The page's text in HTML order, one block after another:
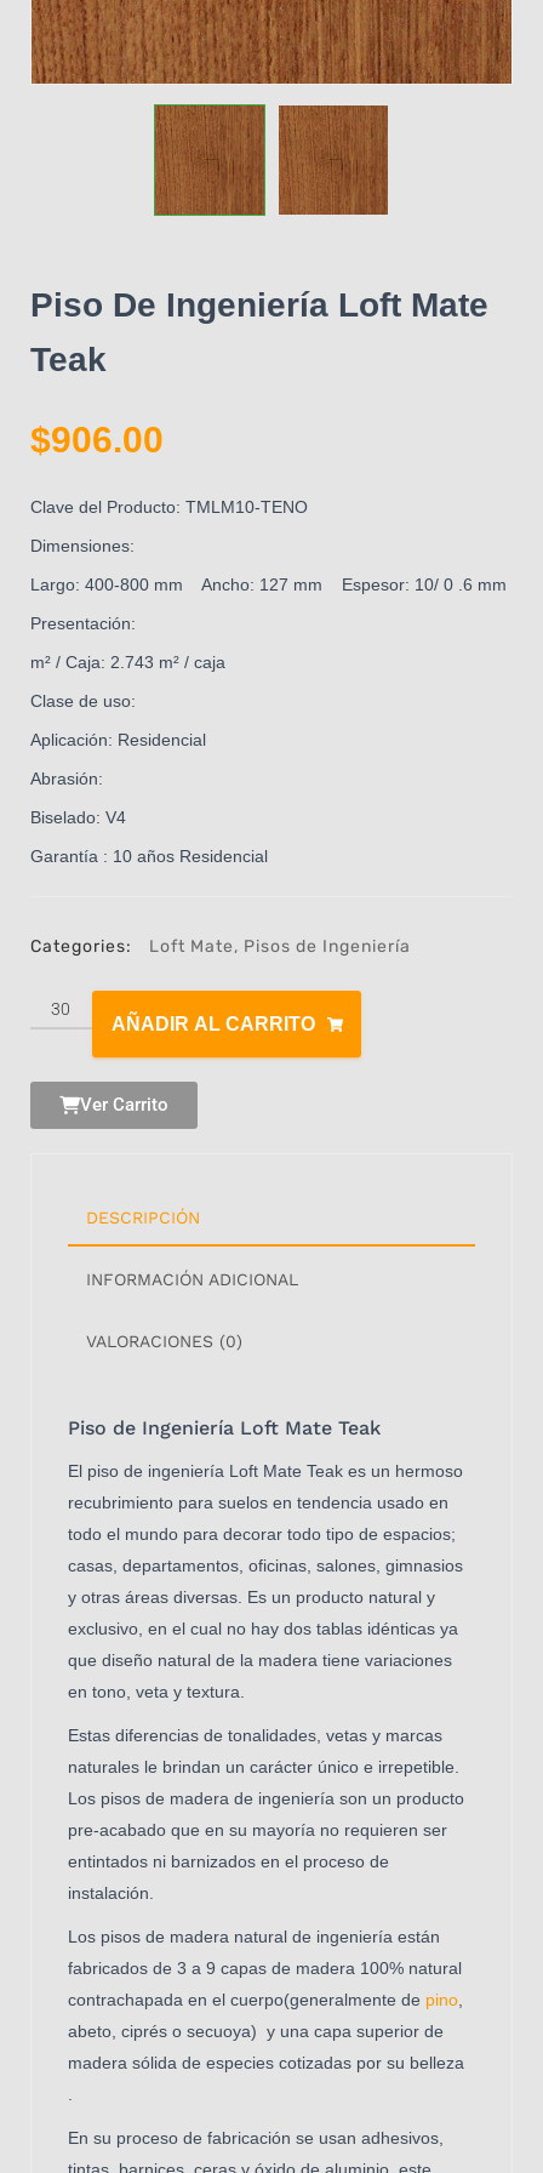
Piso De Ingeniería Loft Mate
Teak
$906.00
Clave del Producto: TMLM10-TENO
Dimensiones:
Largo: 400-800 mm Ancho: 127 mm Espesor: 10/ 0 .6 mm
Presentación:
m² / Caja: 2.743 m² / caja
Clase de uso:
Aplicación: Residencial
Abrasión:
Biselado: V4
Garantía : 10 años Residencial
Categories: Loft Mate, Pisos de Ingeniería
AÑADIR AL CARRITO
Ver Carrito
DESCRIPCIÓN
INFORMACIÓN ADICIONAL
VALORACIONES (0)
Piso de Ingeniería Loft Mate Teak
El piso de ingeniería Loft Mate Teak es un hermoso
recubrimiento para suelos en tendencia usado en
todo el mundo para decorar todo tipo de espacios;
casas, departamentos, oficinas, salones, gimnasios
y otras áreas diversas. Es un producto natural y
exclusivo, en el cual no hay dos tablas idénticas ya
que diseño natural de la madera tiene variaciones
en tono, veta y textura.
Estas diferencias de tonalidades, vetas y marcas
naturales le brindan un carácter único e irrepetible.
Los pisos de madera de ingeniería son un producto
pre-acabado que en su mayoría no requieren ser
entintados ni barnizados en el proceso de
instalación.
Los pisos de madera natural de ingeniería están
fabricados de 3 a 9 capas de madera 100% natural
contrachapada en el cuerpo(generalmente de pino
abeto, ciprés o secuoya) y una capa superior de
madera sólida de especies cotizadas por su belleza
En su proceso de fabricación se usan adhesivos,